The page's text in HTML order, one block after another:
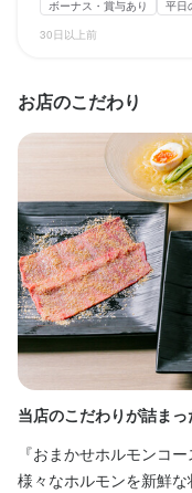
食べログ求人PRESS
利用規約
ボーナス・賞与あり 平日
30日以上前
お店のこだわり
当店のこだわりが詰ま
『おまかせホルモンコ
様々なホルモンを新鮮
特徴
未経験者歓迎 独立希望者歓迎
オープニングスタッフ募集
駅
小さなお店(20席未満)
応募者
仕事内容
【オープニングスタッ
・先月オープンしたば
店長1名で行っておりま
・アルバイトの方も少し
を盛り上げていただけ
・食べログ百名店を目
を募集しております。